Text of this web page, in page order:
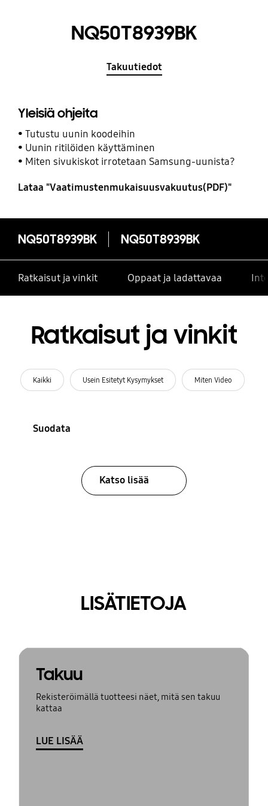
NQ50T8939BK
Takuutiedot
Yleisiä ohjeita
Tutustu uunin koodeihin
Uunin ritilöiden käyttäminen
Miten sivukiskot irrotetaan Samsung-uunista?
Lataa "Vaatimustenmukaisuusvakuutus(PDF)"
NQ50T8939BK NQ50T8939BK
Ratkaisut ja vinkit Oppaat ja ladattavaa
Ratkaisut ja vinkit
Kaikki Usein Esitetyt Kysymykset Miten Video
Suodata
Katso lisää
LISÄTIETOJA
Takuu
Rekisteröimällä tuotteesi näet, mitä sen takuu
kattaa
LUE LISÄÄ